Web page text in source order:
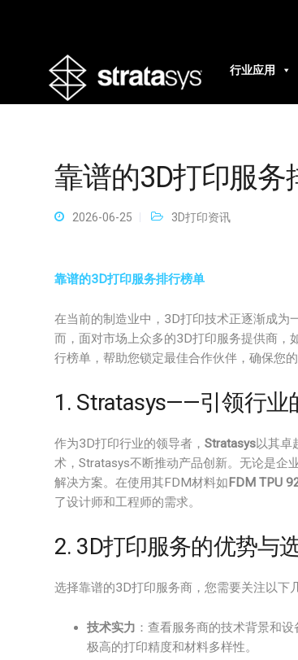
行业应用
靠谱的3D打印服务
2026-06-25 3D打印资讯
靠谱的3D打印服务排行榜单
在当前的制造业中，3D打印技术正逐渐成为
而，面对市场上众多的3D打印服务提供商，
行榜单，帮助您锁定最佳合作伙伴，确保您
1. Stratasys——引领行业
作为3D打印行业的领导者， Stratasys以其卓
术，Stratasys不断推动产品创新。无论是企
解决方案。在使用其FDM材料如FDM TPU
了设计师和工程师的需求。
2. 3D打印服务的优势与
选择靠谱的3D打印服务商，您需要关注以下
技术实力 ：查看服务商的技术背景和
极高的打印精度和材料多样性。